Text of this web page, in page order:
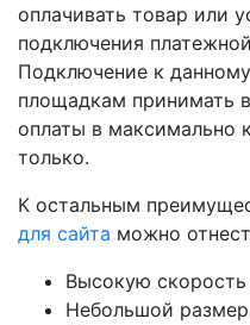
оплачивать товар или
подключения
Подключение к
площадкам принимать
оплаты в максимально
только.
К остальным
для сайта можно
Высокую
Небольшой